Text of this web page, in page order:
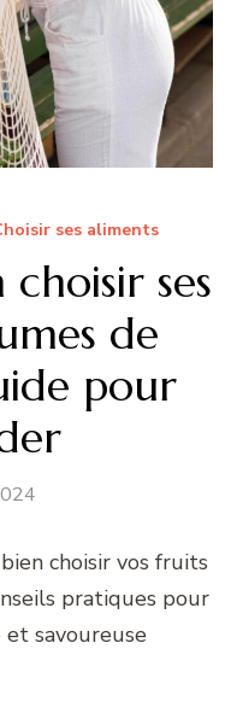
ses aliments
ses
de
pour
choisir vos fruits
pratiques pour
savoureuse